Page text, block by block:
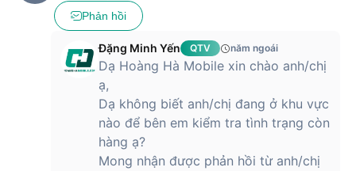
Phản hồi
Đặng Minh Yến QTV năm ngoái
Dạ Hoàng Hà Mobile xin chào anh/chị
ạ,
Dạ không biết anh/chị đang ở khu vực
nào để bên em kiểm tra tình trạng còn
hàng ạ?
Mong nhận được phản hồi từ anh/chị